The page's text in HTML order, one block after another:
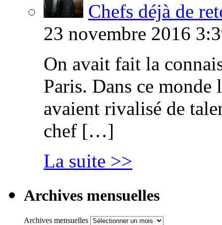
Chefs déjà de
23 novembre 2016
On avait fait la
Paris. Dans ce
avaient rivalisé de
chef […]
La suite >>
Archives mensuelles
Archives mensuelles